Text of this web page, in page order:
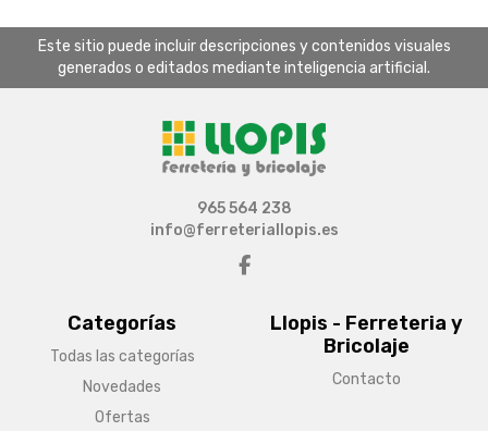
Este sitio puede incluir descripciones y contenidos visuales
generados o editados mediante inteligencia artificial.
Categorías
Todas las categorías
Novedades
Ofertas
Llopis - Ferreteria y
Bricolaje
Contacto
965 564 238
info@ferreteriallopis.es